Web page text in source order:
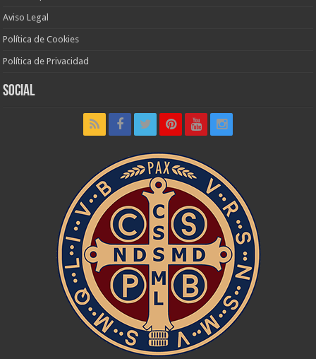
Aviso Legal
Política de Cookies
Política de Privacidad
Social